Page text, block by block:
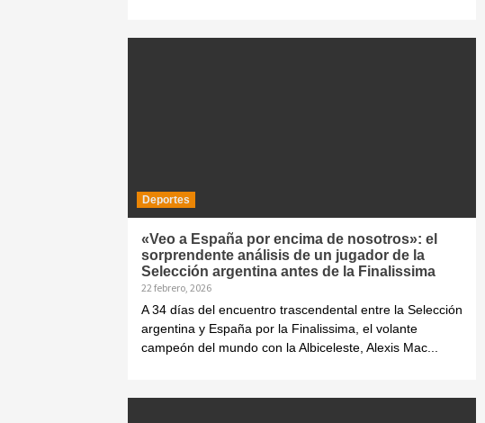
Deportes
«Veo a España por encima de nosotros»: el
sorprendente análisis de un jugador de la
Selección argentina antes de la Finalissima
22 febrero, 2026
A 34 días del encuentro trascendental entre la Selección
argentina y España por la Finalissima, el volante
campeón del mundo con la Albiceleste, Alexis Mac...